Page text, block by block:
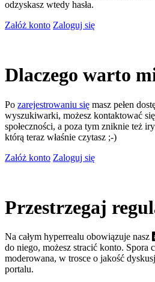
odzyskasz wtedy hasła.
Załóż konto Zaloguj się
Dlaczego warto
Po zarejestrowaniu się masz pełen
wyszukiwarki, możesz kontaktować
społeczności, a poza tym zniknie też
którą teraz właśnie czytasz ;-)
Załóż konto Zaloguj się
Przestrzegaj
Na całym hyperrealu obowiązuje nasz
do niego, możesz stracić konto. Spora
moderowana, w trosce o jakość
portalu.